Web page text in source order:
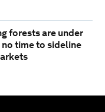
forests are under
no time to sideline